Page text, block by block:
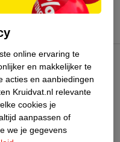
online ervaring te
en makkelijker te
acties en aanbiedingen
Kruidvat.nl relevante
cookies je
aanpassen of
we je gegevens